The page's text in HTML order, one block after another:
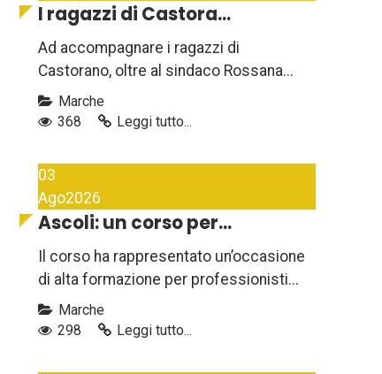
I ragazzi di Castora...
Ad accompagnare i ragazzi di
Castorano, oltre al sindaco Rossana...
Marche
368
Leggi tutto...
03
Ago2026
Ascoli: un corso per...
Il corso ha rappresentato un’occasione
di alta formazione per professionisti...
Marche
298
Leggi tutto...